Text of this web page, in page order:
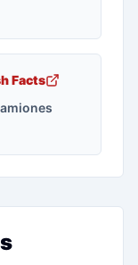
Facts